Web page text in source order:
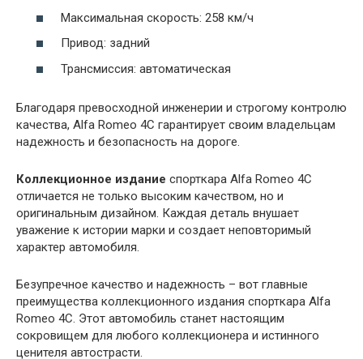
Максимальная скорость: 258 км/ч
Привод: задний
Трансмиссия: автоматическая
Благодаря превосходной инженерии и строгому контролю
качества, Alfa Romeo 4C гарантирует своим владельцам
надежность и безопасность на дороге.
Коллекционное издание спорткара Alfa Romeo 4C
отличается не только высоким качеством, но и
оригинальным дизайном. Каждая деталь внушает
уважение к истории марки и создает неповторимый
характер автомобиля.
Безупречное качество и надежность – вот главные
преимущества коллекционного издания спорткара Alfa
Romeo 4C. Этот автомобиль станет настоящим
сокровищем для любого коллекционера и истинного
ценителя автострасти.